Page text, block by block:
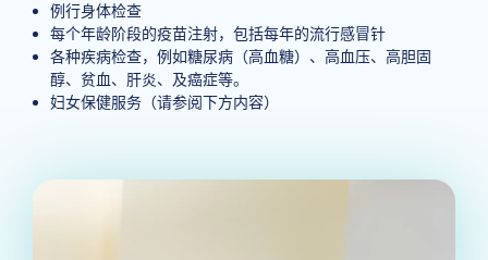
例行身体检查
每个年龄阶段的疫苗注射，包括每年的流行感冒针
各种疾病检查，例如糖尿病（高血糖）、高血压、高胆固
醇、贫血、肝炎、及癌症等。
妇女保健服务（请参阅下方内容）